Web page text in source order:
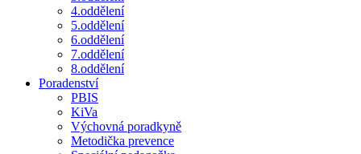
4.oddělení
5.oddělení
6.oddělení
7.oddělení
8.oddělení
Poradenství
PBIS
KiVa
Výchovná poradkyně
Metodička prevence